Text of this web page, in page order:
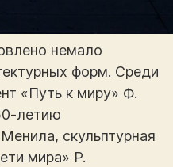
немало
форм. Среди
«Путь к миру» Ф.
летию
скульптурная
мира» Р.